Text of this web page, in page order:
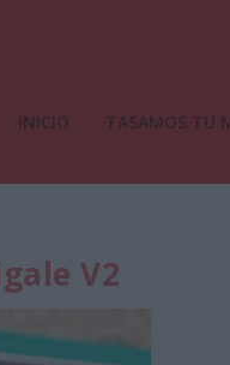
INICIO TASAMOS TU
V2